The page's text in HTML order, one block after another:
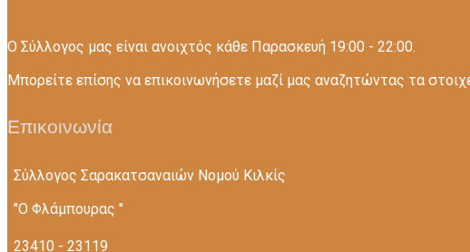
Ο Σύλλογος μας είναι ανοιχτός κάθε Παρασκευή 19:00 - 22:00.
Mπορείτε επίσης να επικοινωνήσετε μαζί μας αναζητώντας τα
Επικοινωνία
Σύλλογος Σαρακατσαναιών Nομού Κιλκίς
"Ο Φλάμπουρας "
23410 - 23119